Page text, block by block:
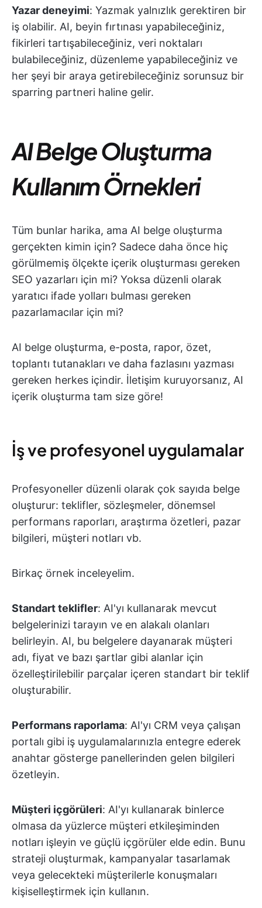
Yazar deneyimi: Yazmak yalnızlık gerektiren bir
iş olabilir. AI, beyin fırtınası yapabileceğiniz,
fikirleri tartışabileceğiniz, veri noktaları
bulabileceğiniz, düzenleme yapabileceğiniz ve
her şeyi bir araya getirebileceğiniz sorunsuz bir
sparring partneri haline gelir.
AI Belge Oluşturma
Kullanım Örnekleri
Tüm bunlar harika, ama AI belge oluşturma
gerçekten kimin için? Sadece daha önce hiç
görülmemiş ölçekte içerik oluşturması gereken
SEO yazarları için mi? Yoksa düzenli olarak
yaratıcı ifade yolları bulması gereken
pazarlamacılar için mi?
AI belge oluşturma, e-posta, rapor, özet,
toplantı tutanakları ve daha fazlasını yazması
gereken herkes içindir. İletişim kuruyorsanız, AI
içerik oluşturma tam size göre!
İş ve profesyonel uygulamalar
Profesyoneller düzenli olarak çok sayıda belge
oluşturur: teklifler, sözleşmeler, dönemsel
performans raporları, araştırma özetleri, pazar
bilgileri, müşteri notları vb.
Birkaç örnek inceleyelim.
Standart teklifler: AI'yı kullanarak mevcut
belgelerinizi tarayın ve en alakalı olanları
belirleyin. AI, bu belgelere dayanarak müşteri
adı, fiyat ve bazı şartlar gibi alanlar için
özelleştirilebilir parçalar içeren standart bir teklif
oluşturabilir.
Performans raporlama: AI'yı CRM veya çalışan
portalı gibi iş uygulamalarınızla entegre ederek
anahtar gösterge panellerinden gelen bilgileri
özetleyin.
Müşteri içgörüleri: AI'yı kullanarak binlerce
olmasa da yüzlerce müşteri etkileşiminden
notları işleyin ve güçlü içgörüler elde edin. Bunu
strateji oluşturmak, kampanyalar tasarlamak
veya gelecekteki müşterilerle konuşmaları
kişiselleştirmek için kullanın.